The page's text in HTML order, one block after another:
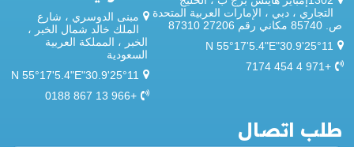
التجاري ، دبي ، الإمارات العربية المتحدة
ص. 85740 مكاني رقم 27206 87310
25°11'30.9"N 55°17'5.4"E
+971 4 454 7174
مبنى الدوسري ، شارع
الملك خالد شمال الخبر ،
الخبر ، المملكة العربية
السعودية
25°11'30.9"N 55°17'5.4"E
+966 13 867 0188
طلب اتصال